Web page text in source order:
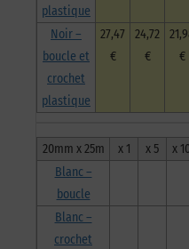
plastique
Noir –
boucle et
crochet
plastique
27,47
€
24,72
€
€
20mm x 25m x 1 x 5 x
Blanc –
boucle
Blanc –
crochet